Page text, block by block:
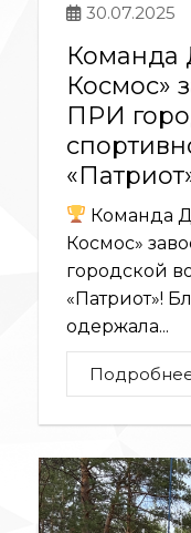
30.07.2025
Команда
Космос»
ПРИ
Команда
Космос»
городской
«Патриот»!
одержала...